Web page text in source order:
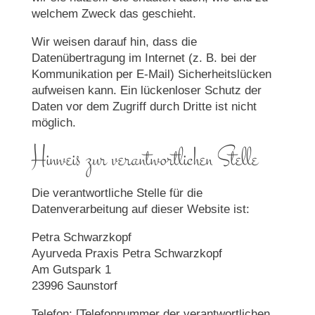
welchem Zweck das geschieht.
Wir weisen darauf hin, dass die
Datenübertragung im Internet (z. B. bei der
Kommunikation per E-Mail) Sicherheitslücken
aufweisen kann. Ein lückenloser Schutz der
Daten vor dem Zugriff durch Dritte ist nicht
möglich.
Hinweis zur verantwortlichen Stelle
Die verantwortliche Stelle für die
Datenverarbeitung auf dieser Website ist:
Petra Schwarzkopf
Ayurveda Praxis Petra Schwarzkopf
Am Gutspark 1
23996 Saunstorf